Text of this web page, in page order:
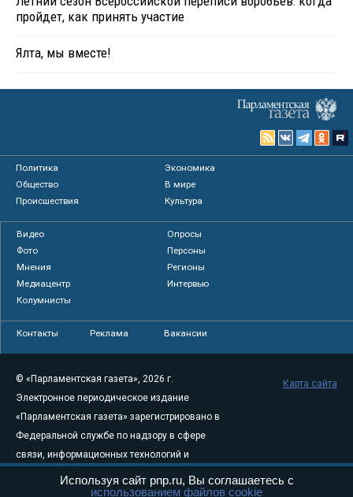
пройдет, как принять участие
Ялта, мы вместе!
Политика
Экономика
Общество
В мире
Происшествия
Культура
Видео
Опросы
Фото
Персоны
Мнения
Регионы
Медиацентр
Интервью
Колумнисты
Контакты Реклама Вакансии
© «Парламентская газета», 2026 г.
Электронное периодическое издание
«Парламентская газета» зарегистрировано в
Федеральной службе по надзору в сфере
связи, информационных технологий и
массовых коммуникаций (Роскомнадзор) 05
августа 2011 года. 18+
Карта сайта
Используя сайт pnp.ru, Вы соглашаетесь с
использованием файлов cookie